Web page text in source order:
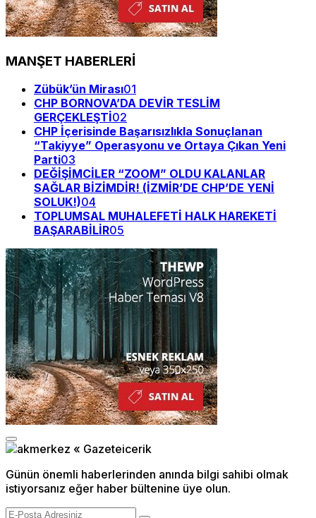
MANŞET HABERLERİ
Zübük’ün Mirası01
CHP BORNOVA’DA DEVİR TESLİM
GERÇEKLEŞTİ02
CHP İçerisinde Başarısızlıkla Sonuçlanan
“Takiyye” Operasyonu ve Ortaya Çıkan Yeni
Parti03
DEĞİŞİMCİLER “ZOOM” OLDU KALANLAR
SAĞLAR BİZİMDİR! (İZMİR’DE CHP’DE YENİ
SOLUK!)04
TOPLUMSAL MUHALEFETİ HALK HAREKETİ
BAŞARABİLİR05
Günün önemli haberlerinden anında bilgi sahibi olmak
istiyorsanız eğer haber bültenine üye olun.